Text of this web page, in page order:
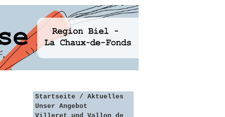
Startseite / Aktuelles
Unser Angebot